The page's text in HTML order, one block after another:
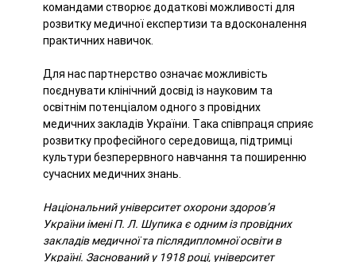
командами створює додаткові можливості для
розвитку медичної експертизи та вдосконалення
практичних навичок.
Для нас партнерство означає можливість
поєднувати клінічний досвід із науковим та
освітнім потенціалом одного з провідних
медичних закладів України. Така співпраця сприяє
розвитку професійного середовища, підтримці
культури безперервного навчання та поширенню
сучасних медичних знань.
Національний університет охорони здоров’я
України імені П. Л. Шупика є одним із провідних
закладів медичної та післядипломної освіти в
Україні. Заснований у 1918 році, університет